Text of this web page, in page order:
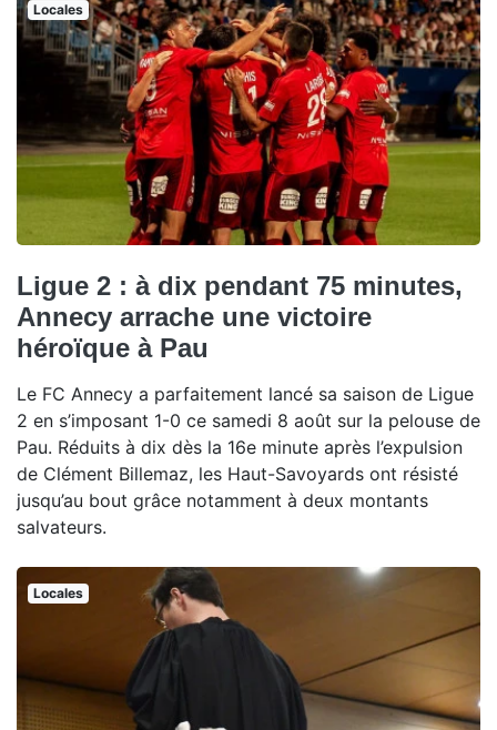
Locales
Ligue 2 : à dix pendant 75 minutes,
Annecy arrache une victoire
héroïque à Pau
Le FC Annecy a parfaitement lancé sa saison de Ligue
2 en s’imposant 1-0 ce samedi 8 août sur la pelouse de
Pau. Réduits à dix dès la 16e minute après l’expulsion
de Clément Billemaz, les Haut-Savoyards ont résisté
jusqu’au bout grâce notamment à deux montants
salvateurs.
Locales